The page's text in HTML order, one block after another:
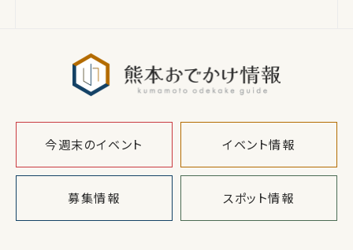
今週末のイベント イベント情報
募集情報 スポット情報